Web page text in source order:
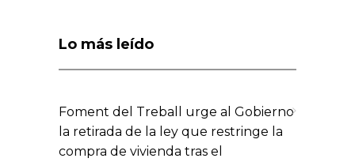
Lo más leído
Foment del Treball urge al Gobierno
la retirada de la ley que restringe la
compra de vivienda tras el